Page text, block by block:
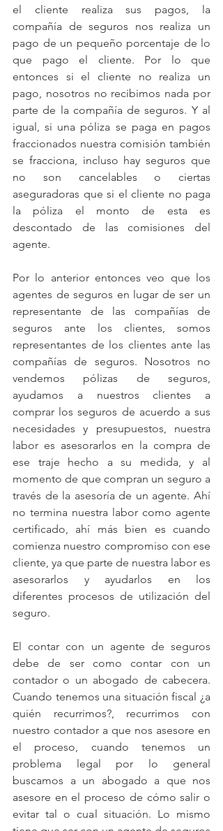
el cliente realiza sus pagos, la
compañía de seguros nos realiza un
pago de un pequeño porcentaje de lo
que pago el cliente. Por lo que
entonces si el cliente no realiza un
pago, nosotros no recibimos nada por
parte de la compañía de seguros. Y al
igual, si una póliza se paga en pagos
fraccionados nuestra comisión también
se fracciona, incluso hay seguros que
no son cancelables o ciertas
aseguradoras que si el cliente no paga
la póliza el monto de esta es
descontado de las comisiones del
agente.
Por lo anterior entonces veo que los
agentes de seguros en lugar de ser un
representante de las compañías de
seguros ante los clientes, somos
representantes de los clientes ante las
compañías de seguros. Nosotros no
vendemos pólizas de seguros,
ayudamos a nuestros clientes a
comprar los seguros de acuerdo a sus
necesidades y presupuestos, nuestra
labor es asesorarlos en la compra de
ese traje hecho a su medida, y al
momento de que compran un seguro a
través de la asesoría de un agente. Ahí
no termina nuestra labor como agente
certificado, ahí más bien es cuando
comienza nuestro compromiso con ese
cliente, ya que parte de nuestra labor es
asesorarlos y ayudarlos en los
diferentes procesos de utilización del
seguro.
El contar con un agente de seguros
debe de ser como contar con un
contador o un abogado de cabecera.
Cuando tenemos una situación fiscal ¿a
quién recurrimos?, recurrimos con
nuestro contador a que nos asesore en
el proceso, cuando tenemos un
problema legal por lo general
buscamos a un abogado a que nos
asesore en el proceso de cómo salir o
evitar tal o cual situación. Lo mismo